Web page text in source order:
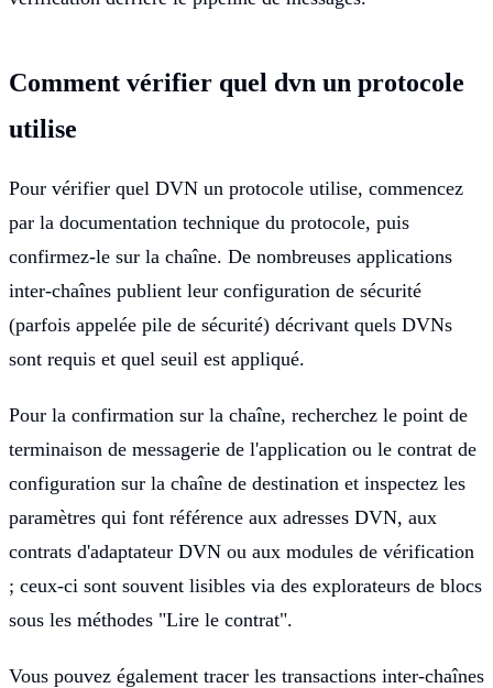
Comment vérifier quel dvn un protocole
utilise
Pour vérifier quel DVN un protocole utilise, commencez
par la documentation technique du protocole, puis
confirmez-le sur la chaîne. De nombreuses applications
inter-chaînes publient leur configuration de sécurité
(parfois appelée pile de sécurité) décrivant quels DVNs
sont requis et quel seuil est appliqué.
Pour la confirmation sur la chaîne, recherchez le point de
terminaison de messagerie de l'application ou le contrat de
configuration sur la chaîne de destination et inspectez les
paramètres qui font référence aux adresses DVN, aux
contrats d'adaptateur DVN ou aux modules de vérification
; ceux-ci sont souvent lisibles via des explorateurs de blocs
sous les méthodes "Lire le contrat".
Vous pouvez également tracer les transactions inter-chaînes